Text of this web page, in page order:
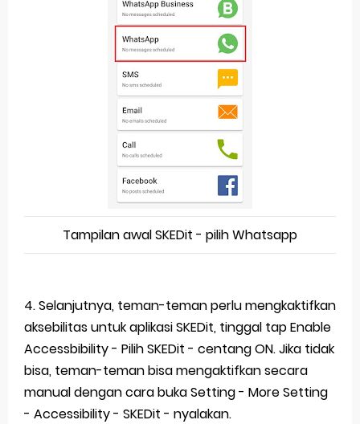
Tampilan awal SKEDit - pilih Whatsapp
4. Selanjutnya, teman-teman perlu mengkaktifkan
aksebilitas untuk aplikasi SKEDit, tinggal tap Enable
Accessbibility - Pilih SKEDit - centang ON. Jika tidak
bisa, teman-teman bisa mengaktifkan secara
manual dengan cara buka Setting - More Setting
- Accessibility - SKEDit - nyalakan.